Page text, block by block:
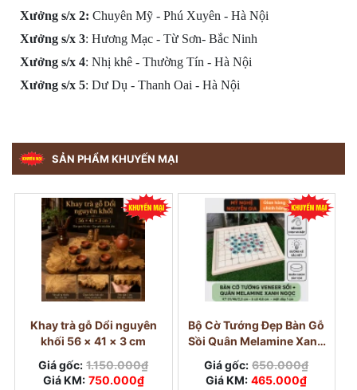
Xưởng s/x 2: Chuyên Mỹ - Phú Xuyên - Hà Nội
Xưởng s/x 3: Hương Mạc - Từ Sơn- Bắc Ninh
Xưởng s/x 4: Nhị khê - Thường Tín - Hà Nội
Xưởng s/x 5: Dư Dụ - Thanh Oai - Hà Nội
SẢN PHẨM KHUYẾN MẠI
Khay trà gỗ Dổi nguyên
khối 56 × 41 × 3 cm
Giá gốc: 1.150.000₫
Giá KM: 750.000₫
Bộ Cờ Tướng Đẹp Bàn Gỗ
Sồi Quân Melamine Xanh
Giá gốc: 650.000₫
Giá KM: 465.000₫